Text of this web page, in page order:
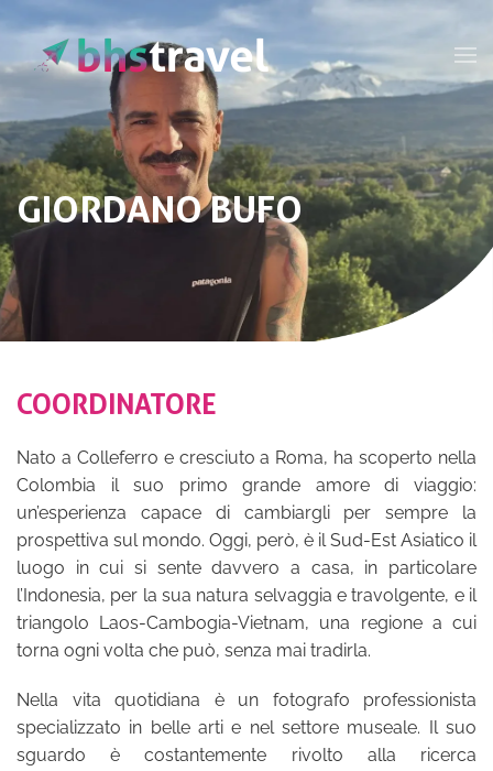
Passa al contenuto principale
GIORDANO BUFO
COORDINATORE
Nato a Colleferro e cresciuto a Roma, ha scoperto nella
Colombia il suo primo grande amore di viaggio:
un’esperienza capace di cambiargli per sempre la
prospettiva sul mondo. Oggi, però, è il Sud-Est Asiatico il
luogo in cui si sente davvero a casa, in particolare
l’Indonesia, per la sua natura selvaggia e travolgente, e il
triangolo Laos-Cambogia-Vietnam, una regione a cui
torna ogni volta che può, senza mai tradirla.
Nella vita quotidiana è un fotografo professionista
specializzato in belle arti e nel settore museale. Il suo
sguardo è costantemente rivolto alla ricerca